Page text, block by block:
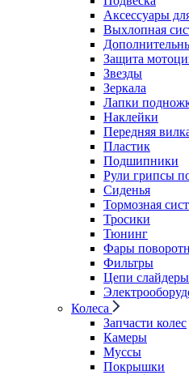
Аксессуары
Выхлопная
Защита
Звезды
Зеркала
Лапки
Наклейки
Передняя
Пластик
Подшипники
Рули грипсы
Сиденья
Тормозная
Тросики
Тюнинг
Фары
Фильтры
Цепи слайдеры
Колеса
Запчасти колес
Камеры
Муссы
Покрышки